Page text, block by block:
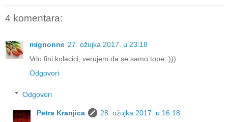
4 komentara:
mignonne 27. ožujka 2017. u 23:18
Vrlo fini kolacici, verujem da se samo tope.:)))
Odgovori
Odgovori
Petra Kranjica
28. ožujka 2017. u 16:18